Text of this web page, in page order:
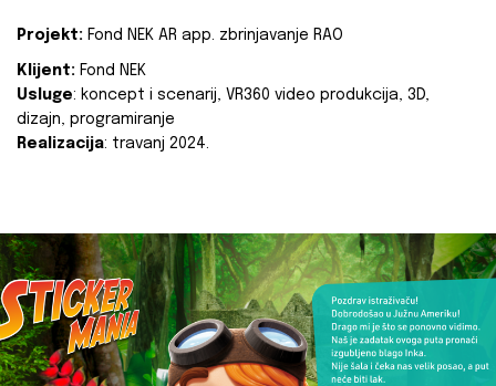
Projekt: Fond NEK AR app. zbrinjavanje RAO
Klijent: Fond NEK
Usluge: koncept i scenarij, VR360 video produkcija, 3D,
dizajn, programiranje
Realizacija: travanj 2024.